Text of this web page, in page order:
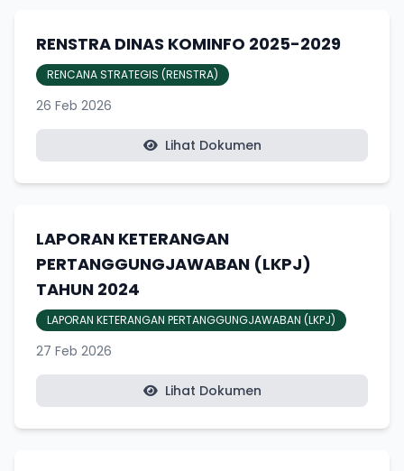
RENSTRA DINAS KOMINFO 2025-2029
RENCANA STRATEGIS (RENSTRA)
26 Feb 2026
Lihat Dokumen
LAPORAN KETERANGAN
PERTANGGUNGJAWABAN (LKPJ)
TAHUN 2024
LAPORAN KETERANGAN PERTANGGUNGJAWABAN (LKPJ)
27 Feb 2026
Lihat Dokumen